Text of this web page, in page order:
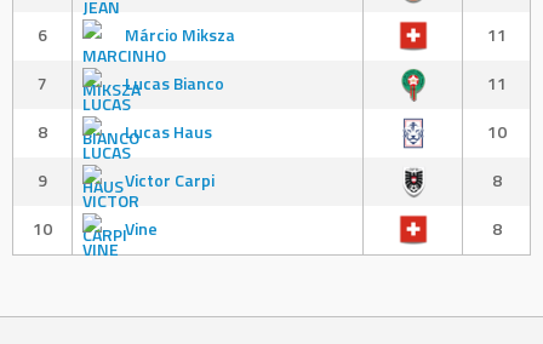
6
Márcio Miksza
11
7
Lucas Bianco
11
8
Lucas Haus
10
9
Victor Carpi
8
10
Vine 8